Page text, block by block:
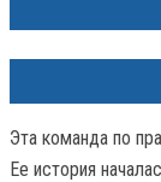
Эта команда по
Ее история